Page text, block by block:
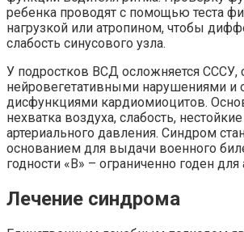
ребенка проводят с помощью теста
нагрузкой или атропином, чтобы
слабость синусового узла.
У подростков ВСД осложняется СССУ,
нейровегетативными нарушениями
дисфункциями кардиомиоцитов.
нехватка воздуха, слабость,
артериального давления. Синдром
основанием для выдачи военного
годности «В» – ограниченно годен для
Лечение синдрома